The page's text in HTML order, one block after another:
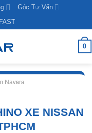
Góc Tư Vấn
0
Navara
XE NISSAN